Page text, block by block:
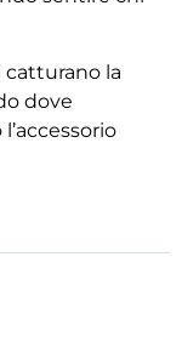
catturano la
dove